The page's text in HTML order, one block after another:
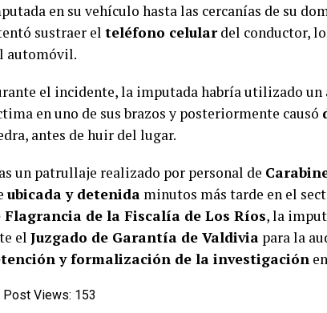
en su vehículo hasta las cercanías de su
sustraer el teléfono celulardel conductor,
automóvil.
el incidente, la imputada habría utilizado un
en uno de sus brazos y posteriormente causó
antes de huir del lugar.
un patrullaje realizado por personal de
ubicada y detenida minutos más tarde en el
Flagrancia de la Fiscalía de Los Ríos, la
el Juzgado de Garantía de Valdivia para la
y formalización de la investigación
Post Views: 153